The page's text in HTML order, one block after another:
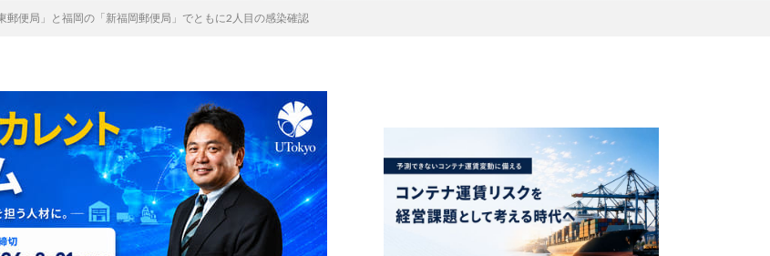
郵便局」と福岡の「新福岡郵便局」でともに2人目の感染確認